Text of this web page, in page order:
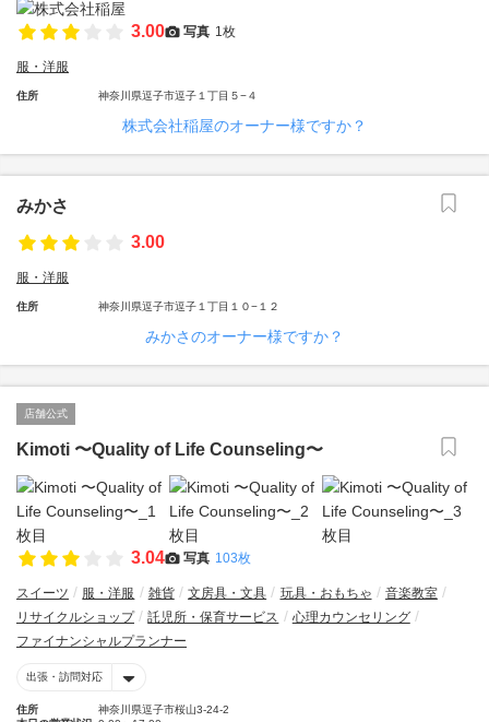
3.00 写真 1枚
服・洋服
住所 神奈川県逗子市逗子１丁目５−４
株式会社稲屋のオーナー様ですか？
みかさ
3.00
服・洋服
住所 神奈川県逗子市逗子１丁目１０−１２
みかさのオーナー様ですか？
店舗公式
Kimoti 〜Quality of Life Counseling〜
3.04 写真 103枚
スイーツ 服・洋服 雑貨 文房具・文具 玩具・おもちゃ
音楽教室
リサイクルショップ
託児所・保育サービス
心理カウンセリング
ファイナンシャルプランナー
出張・訪問対応
住所
神奈川県逗子市桜山3-24-2